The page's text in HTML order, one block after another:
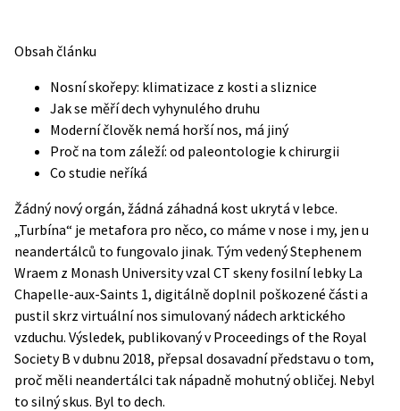
Obsah článku
Nosní skořepy: klimatizace z kosti a sliznice
Jak se měří dech vyhynulého druhu
Moderní člověk nemá horší nos, má jiný
Proč na tom záleží: od paleontologie k chirurgii
Co studie neříká
Žádný nový orgán, žádná záhadná kost ukrytá v lebce.
„Turbína“ je metafora pro něco, co máme v nose i my, jen u
neandertálců to fungovalo jinak. Tým vedený Stephenem
Wraem z Monash University vzal CT skeny fosilní lebky La
Chapelle-aux-Saints 1, digitálně doplnil poškozené části a
pustil skrz virtuální nos simulovaný nádech arktického
vzduchu. Výsledek, publikovaný v Proceedings of the Royal
Society B v dubnu 2018, přepsal dosavadní představu o tom,
proč měli neandertálci tak nápadně mohutný obličej. Nebyl
to silný skus. Byl to dech.